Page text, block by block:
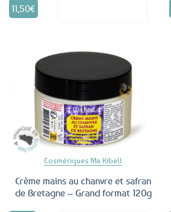
11,50€
Ajouter
favoris
Cosmétiques Ma Kibell
Crème mains au chanvre et safran
de Bretagne – Grand format 120g